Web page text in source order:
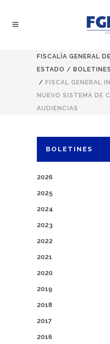
FISCALÍA GENERAL
ESTADO / BOLETINES
/ FISCAL GENERAL
NUEVO SISTEMA DE
AUDIENCIAS
BOLETINES
2026
2025
2024
2023
2022
2021
2020
2019
2018
2017
2016